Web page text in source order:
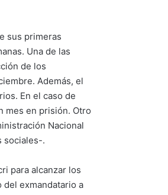
sus primeras
Una de las
de los
Además, el
En el caso de
mes en prisión. Otro
Nacional
sociales-.
para alcanzar los
exmandatario a